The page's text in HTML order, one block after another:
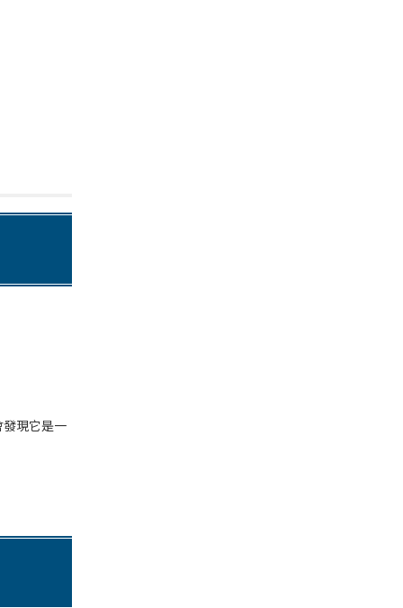
現它是一